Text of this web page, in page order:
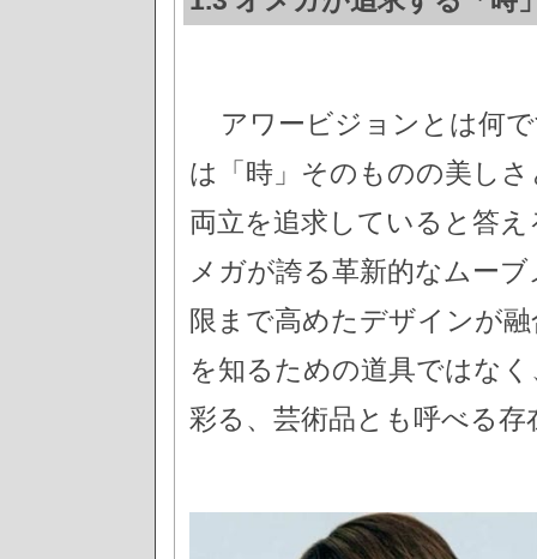
アワービジョンとは何
は「時」そのものの美し
両立を追求していると答
メガが誇る革新的なムー
限まで高めたデザインが
を知るための道具ではな
彩る、芸術品とも呼べる